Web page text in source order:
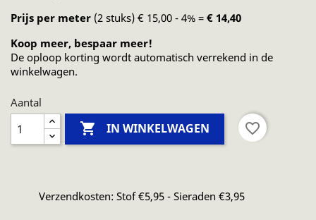
Prijs per meter (2 stuks) € 15,00 - 4% = € 14,40
Koop meer, bespaar meer!
De oploop korting wordt automatisch verrekend in de
winkelwagen.
Aantal
 IN WINKELWAGEN favorite_border
Verzendkosten: Stof €5,95 - Sieraden €3,95